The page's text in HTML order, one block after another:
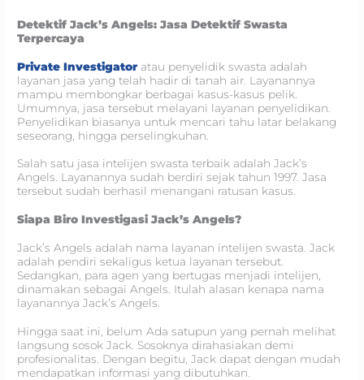
Detektif Jack’s Angels: Jasa Detektif Swasta
Terpercaya
Private Investigator atau penyelidik swasta adalah
layanan jasa yang telah hadir di tanah air. Layanannya
mampu membongkar berbagai kasus-kasus pelik.
Umumnya, jasa tersebut melayani layanan penyelidikan.
Penyelidikan biasanya untuk mencari tahu latar belakang
seseorang, hingga perselingkuhan.
Salah satu jasa intelijen swasta terbaik adalah Jack’s
Angels. Layanannya sudah berdiri sejak tahun 1997. Jasa
tersebut sudah berhasil menangani ratusan kasus.
Siapa Biro Investigasi Jack’s Angels?
Jack’s Angels adalah nama layanan intelijen swasta. Jack
adalah pendiri sekaligus ketua layanan tersebut.
Sedangkan, para agen yang bertugas menjadi intelijen,
dinamakan sebagai Angels. Itulah alasan kenapa nama
layanannya Jack’s Angels.
Hingga saat ini, belum Ada satupun yang pernah melihat
langsung sosok Jack. Sosoknya dirahasiakan demi
profesionalitas. Dengan begitu, Jack dapat dengan mudah
mendapatkan informasi yang dibutuhkan.